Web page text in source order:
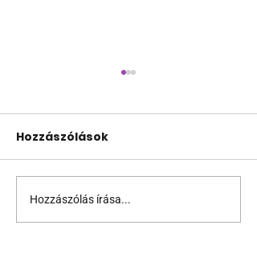
A mellrákszűrésről
senki sem beszél a
Hozzászólások
Hozzászólás írása...